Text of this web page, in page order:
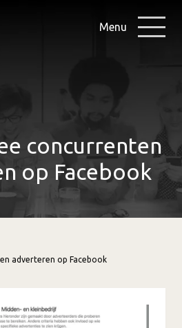
Menu
concurrenten
op Facebook
adverteren op Facebook